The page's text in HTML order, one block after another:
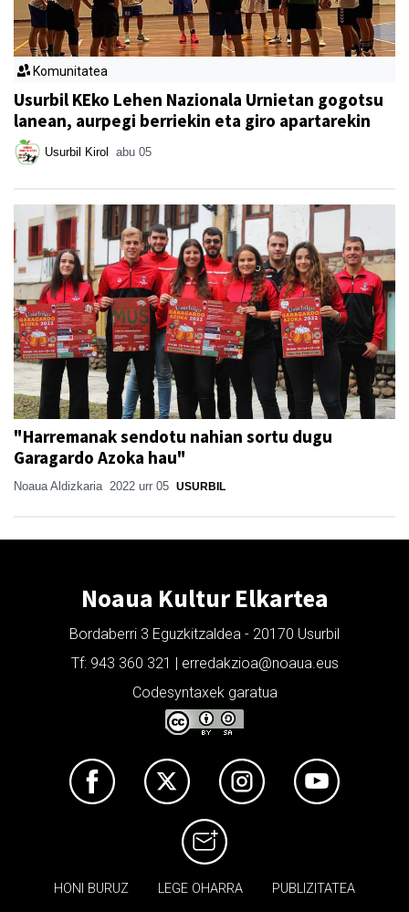
Komunitatea
Usurbil KEko Lehen Nazionala Urnietan gogotsu
lanean, aurpegi berriekin eta giro apartarekin
Usurbil Kirol abu 05
"Harremanak sendotu nahian sortu dugu
Garagardo Azoka hau"
Noaua Aldizkaria 2022 urr 05 USURBIL
Noaua Kultur Elkartea
Bordaberri 3 Eguzkitzaldea - 20170 Usurbil
Tf: 943 360 321 | erredakzioa@noaua.eus
Codesyntaxek garatua
HONI BURUZ LEGE OHARRA PUBLIZITATEA